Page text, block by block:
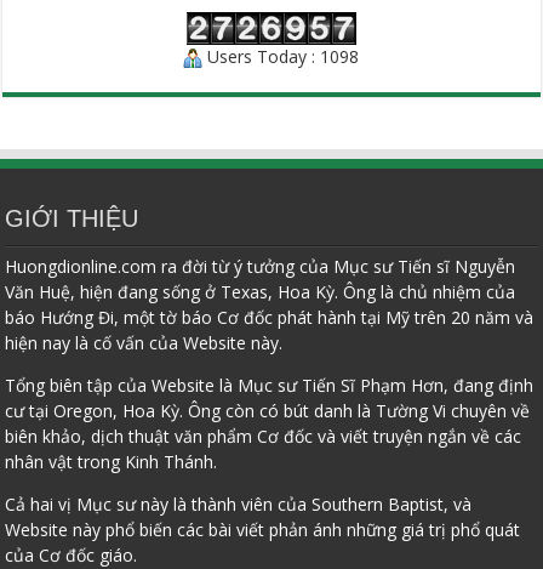
Users Today : 1098
GIỚI THIỆU
Huongdionline.com ra đời từ ý tưởng của Mục sư Tiến sĩ Nguyễn
Văn Huệ, hiện đang sống ở Texas, Hoa Kỳ. Ông là chủ nhiệm của
báo Hướng Đi, một tờ báo Cơ đốc phát hành tại Mỹ trên 20 năm và
hiện nay là cố vấn của Website này.
Tổng biên tập của Website là Mục sư Tiến Sĩ Phạm Hơn, đang định
cư tại Oregon, Hoa Kỳ. Ông còn có bút danh là Tường Vi chuyên về
biên khảo, dịch thuật văn phẩm Cơ đốc và viết truyện ngắn về các
nhân vật trong Kinh Thánh.
Cả hai vị Mục sư này là thành viên của Southern Baptist, và
Website này phổ biến các bài viết phản ánh những giá trị phổ quát
của Cơ đốc giáo.